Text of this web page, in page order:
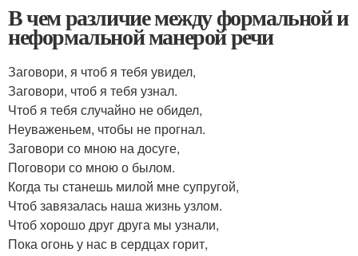
В чем различие между формальной и
неформальной манерой речи
Заговори, я чтоб я тебя увидел,
Заговори, чтоб я тебя узнал.
Чтоб я тебя случайно не обидел,
Неуваженьем, чтобы не прогнал.
Заговори со мною на досуге,
Поговори со мною о былом.
Когда ты станешь милой мне супругой,
Чтоб завязалась наша жизнь узлом.
Чтоб хорошо друг друга мы узнали,
Пока огонь у нас в сердцах горит,